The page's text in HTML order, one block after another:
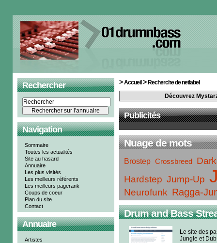
Rechercher
Navigation
Sommaire
Toutes les actualités
Site au hasard
Annuaire
Les plus visités
Les meilleurs référents
Les meilleurs pagerank
Coups de coeur
Plan du site
Contact
Annuaire
Artistes
>Accueil> Recherche de netlabel
Découvrez
Publicités
Nuage de mots
Brostep Crossbreed
Hardstep Jump-Up
Neurofunk Ragga-
Drum and Bass
Le site des
Jungle et